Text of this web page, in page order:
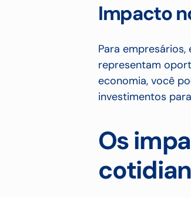
Impacto
Para
representam
economia, você
investimentos
Os